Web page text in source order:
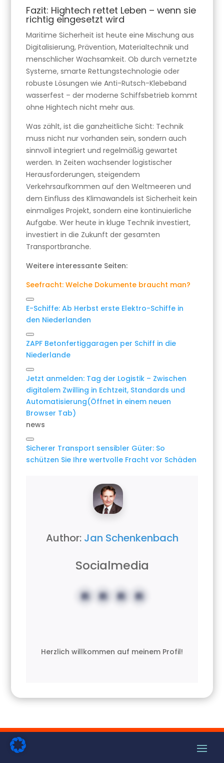
Fazit: Hightech rettet Leben – wenn sie
richtig eingesetzt wird
Maritime Sicherheit ist heute eine Mischung aus
Digitalisierung, Prävention, Materialtechnik und
menschlicher Wachsamkeit. Ob durch vernetzte
Systeme, smarte Rettungstechnologie oder
robuste Lösungen wie Anti-Rutsch-Klebeband
wasserfest – der moderne Schiffsbetrieb kommt
ohne Hightech nicht mehr aus.
Was zählt, ist die ganzheitliche Sicht: Technik
muss nicht nur vorhanden sein, sondern auch
sinnvoll integriert und regelmäßig gewartet
werden. In Zeiten wachsender logistischer
Herausforderungen, steigendem
Verkehrsaufkommen auf den Weltmeeren und
dem Einfluss des Klimawandels ist Sicherheit kein
einmaliges Projekt, sondern eine kontinuierliche
Aufgabe. Wer heute in kluge Technik investiert,
investiert in die Zukunft der gesamten
Transportbranche.
Weitere interessante Seiten:
Seefracht: Welche Dokumente braucht man?
Link
kopieren
E-Schiffe: Ab Herbst erste Elektro-Schiffe in
den Niederlanden
Link
kopieren
ZAPF Betonfertiggaragen per Schiff in die
Niederlande
Link
kopieren
Jetzt anmelden: Tag der Logistik – Zwischen
digitalem Zwilling in Echtzeit, Standards und
Automatisierung(Öffnet in einem neuen
Browser Tab)
news
Link
kopieren
Sicherer Transport sensibler Güter: So
schützen Sie Ihre wertvolle Fracht vor Schäden
Author: Jan Schenkenbach
Socialmedia
Herzlich willkommen auf meinem Profil!